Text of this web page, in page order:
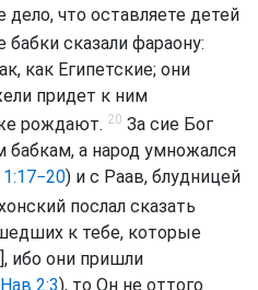
дело, что оставляете детей
сказали фараону:
как Египетские; они
придет к ним
рождают. 20 За сие Бог
а народ умножался
) и с Раав, блудницей
послал сказать
к тебе, которые
ибо они пришли
Нав 2:3), то Он не оттого